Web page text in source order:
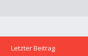
Letzter Beitrag